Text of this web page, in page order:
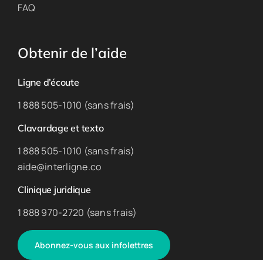
FAQ
Obtenir de l’aide
Ligne d’écoute
1 888 505-1010 (sans frais)
Clavardage et texto
1 888 505-1010 (sans frais)
aide@interligne.co
Clinique juridique
1 888 970-2720 (sans frais)
Abonnez-vous aux infolettres